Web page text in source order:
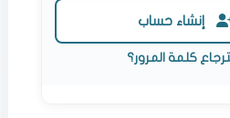
إنشاء حساب
كلمة المرور؟